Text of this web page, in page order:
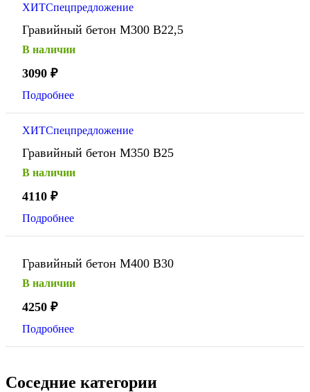
ХИТСпецпредложение
Гравийный бетон М300 В22,5
В наличии
3090 ₽
Подробнее
ХИТСпецпредложение
Гравийный бетон М350 В25
В наличии
4110 ₽
Подробнее
Гравийный бетон М400 В30
В наличии
4250 ₽
Подробнее
Соседние категории